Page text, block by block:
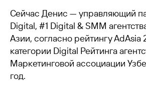
Сейчас Денис — управляющий
Digital, #1 Digital & SMM
Азии, согласно рейтингу AdAsia
категории Digital Рейтинга
Маркетинговой ассоциации
год.